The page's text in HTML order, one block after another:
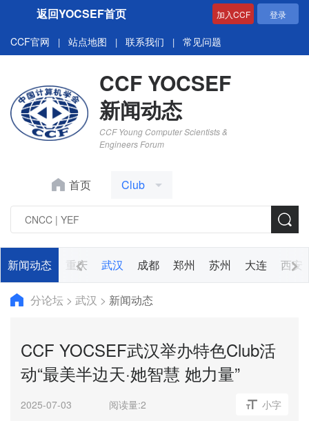
返回YOCSEF首页 加入CCF 登录
CCF官网 | 站点地图 | 联系我们 | 常见问题
CCF YOCSEF
新闻动态
CCF Young Computer Scientists &
Engineers Forum
首页 Club
新闻动态
南 广州 重庆 武汉 成都 郑州 苏州 大连 西安
分论坛 > 武汉 > 新闻动态
CCF YOCSEF武汉举办特色Club活
动“最美半边天·她智慧 她力量”
2025-07-03 阅读量:2 小字